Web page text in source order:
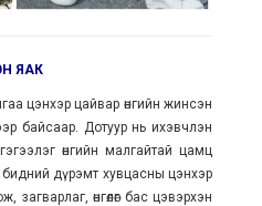
ЯАК
цэнхэр цайвар өнгийн жинсэн
байсаар. Дотуур нь ихэвчлэн
өнгийн малгайтай цамц
бидний дүрэмт хувцасны цэнхэр
өнгөлөг бас цэвэрхэн